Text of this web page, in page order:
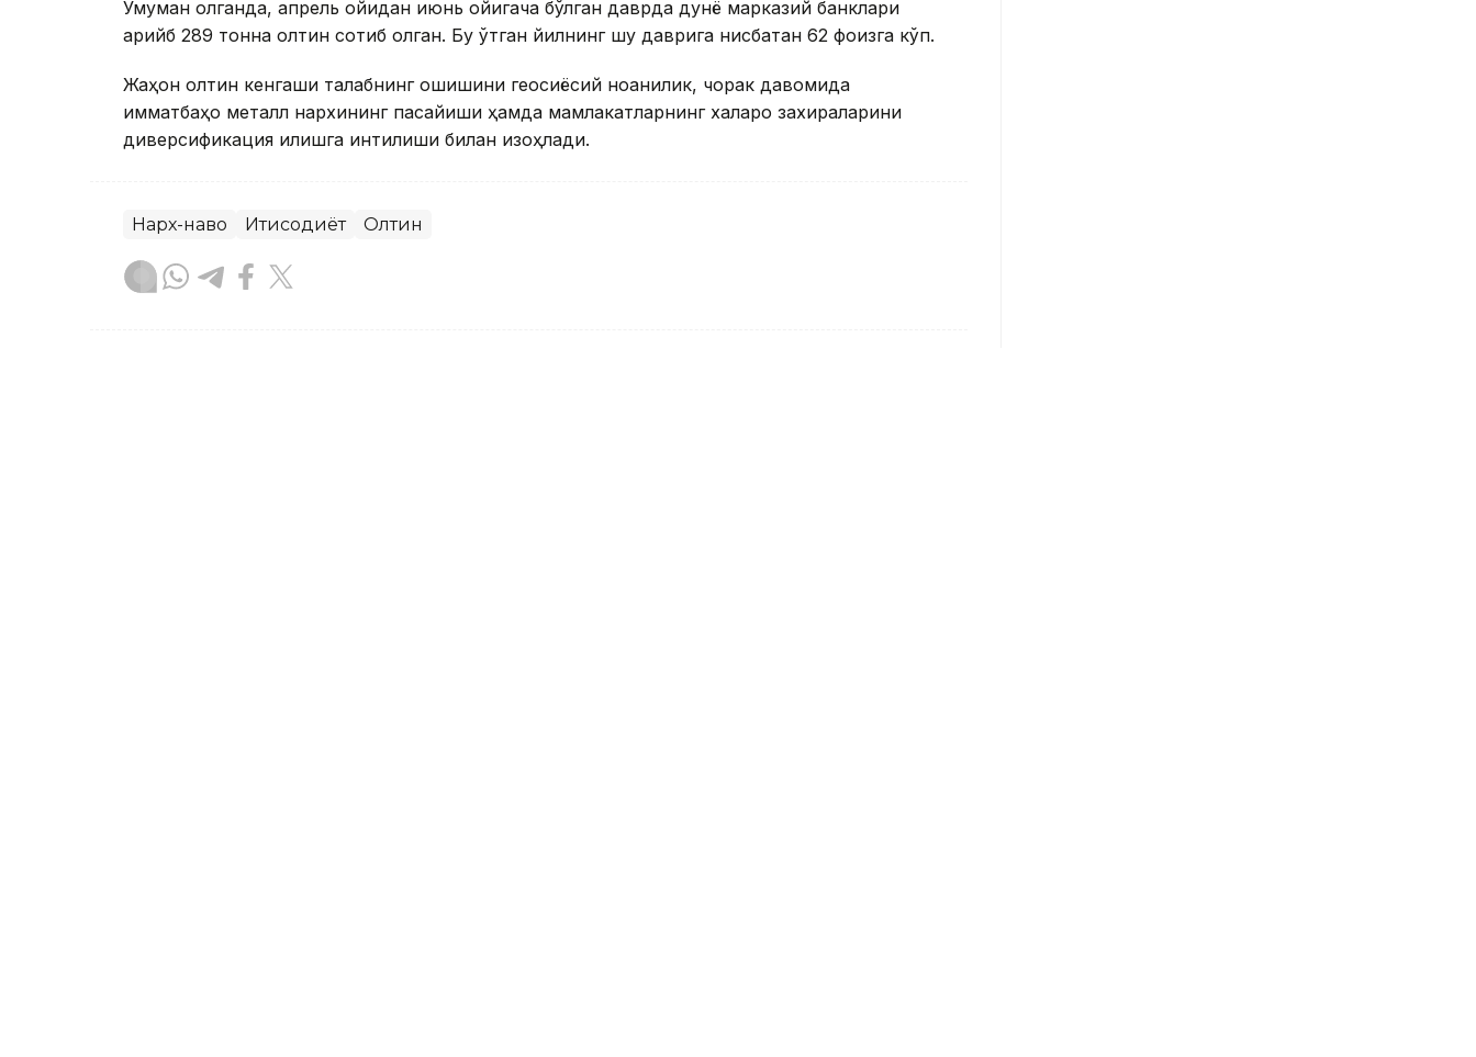
Умуман олганда, апрель ойидан июнь ойигача бўлган даврда дунё марказий банклари
қарийб 289 тонна олтин сотиб олган. Бу ўтган йилнинг шу даврига нисбатан 62 фоизга кўп.
Жаҳон олтин кенгаши талабнинг ошишини геосиёсий ноаниқлик, чорак давомида
қимматбаҳо металл нархининг пасайиши ҳамда мамлакатларнинг халқаро захираларини
диверсификация қилишга интилиши билан изоҳлади.
Нарх-наво Иқтисодиёт Олтин